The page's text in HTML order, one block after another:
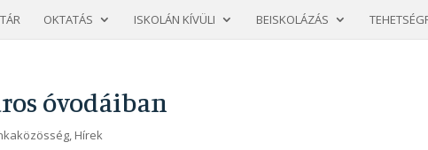
OKTATÁS ISKOLÁN KÍVÜLI BEISKOLÁZÁS
óvodáiban
, Hírek